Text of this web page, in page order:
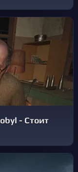
- Стоит